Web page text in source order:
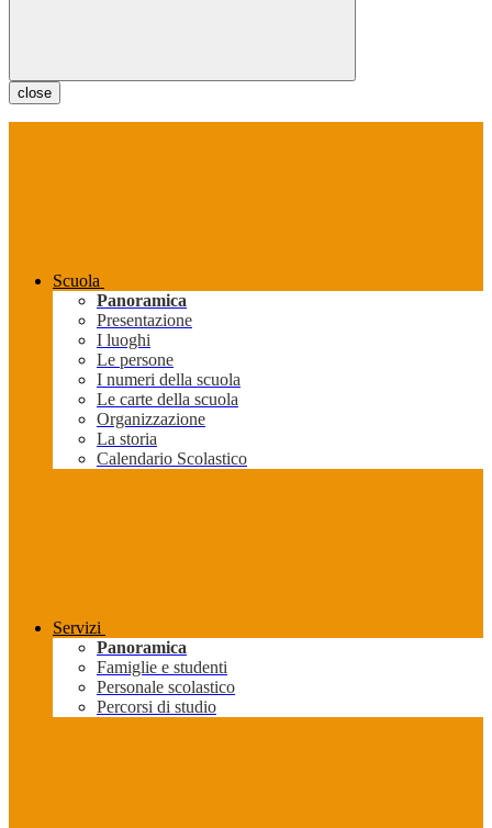
close
Scuola
Panoramica
Presentazione
I luoghi
Le persone
I numeri della scuola
Le carte della scuola
Organizzazione
La storia
Calendario Scolastico
Servizi
Panoramica
Famiglie e studenti
Personale scolastico
Percorsi di studio